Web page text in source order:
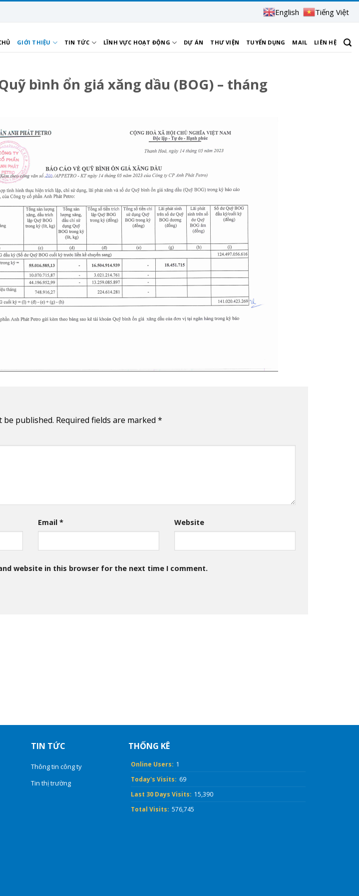
English Tiếng Việt
GIỚI THIỆU TIN TỨC LĨNH VỰC HOẠT ĐỘNG DỰ ÁN THƯ VIỆN TUYỂN DỤNG MAIL LIÊN HỆ
bình ổn giá xăng dầu (BOG) – tháng
be published. Required fields are marked *
Email * Website
website in this browser for the next time I comment.
TIN TỨC
Thông tin công ty
Tin thị trường
THỐNG KÊ
Online Users: 1
Today's Visits: 69
Last 30 Days Visits: 15,390
Total Visits: 576,745